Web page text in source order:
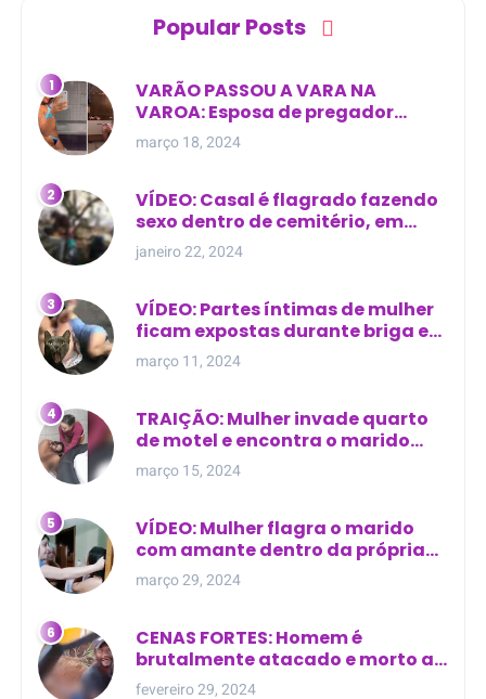
Popular Posts
VARÃO PASSOU A VARA NA
VAROA: Esposa de pregador
evangélico descobre
relacionamento extra-conjugal
março 18, 2024
VÍDEO: Casal é flagrado fazendo
sexo dentro de cemitério, em
cima de túmulo no Maranhão
janeiro 22, 2024
VÍDEO: Partes íntimas de mulher
ficam expostas durante briga em
Manaus
março 11, 2024
TRAIÇÃO: Mulher invade quarto
de motel e encontra o marido
com outra na cama
março 15, 2024
VÍDEO: Mulher flagra o marido
com amante dentro da própria
residência
março 29, 2024
CENAS FORTES: Homem é
brutalmente atacado e morto a
golpes de facão em joão lisboa
fevereiro 29, 2024